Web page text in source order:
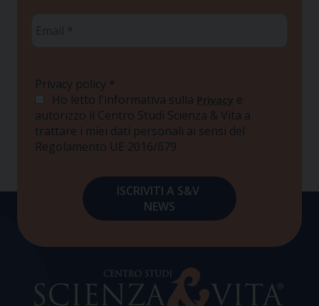
Privacy policy *
Ho letto l'informativa sulla Privacy e
autorizzo il Centro Studi Scienza & Vita a
trattare i miei dati personali ai sensi del
Regolamento UE 2016/679